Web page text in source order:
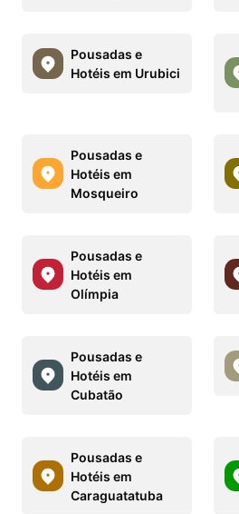
Pousadas e
Hotéis em Urubici
Pousadas e
Hotéis em
Mosqueiro
Pousadas e
Hotéis em
Olímpia
Pousadas e
Hotéis em
Cubatão
Pousadas e
Hotéis em
Caraguatatuba